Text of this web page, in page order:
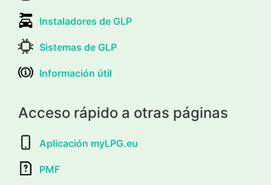
Instaladores de GLP
Sistemas de GLP
Información útil
Acceso rápido a otras páginas
Aplicación myLPG.eu
PMF